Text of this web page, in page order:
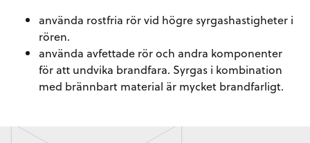
använda rostfria rör vid högre syrgashastigheter i
rören.
använda avfettade rör och andra komponenter
för att undvika brandfara. Syrgas i kombination
med brännbart material är mycket brandfarligt.